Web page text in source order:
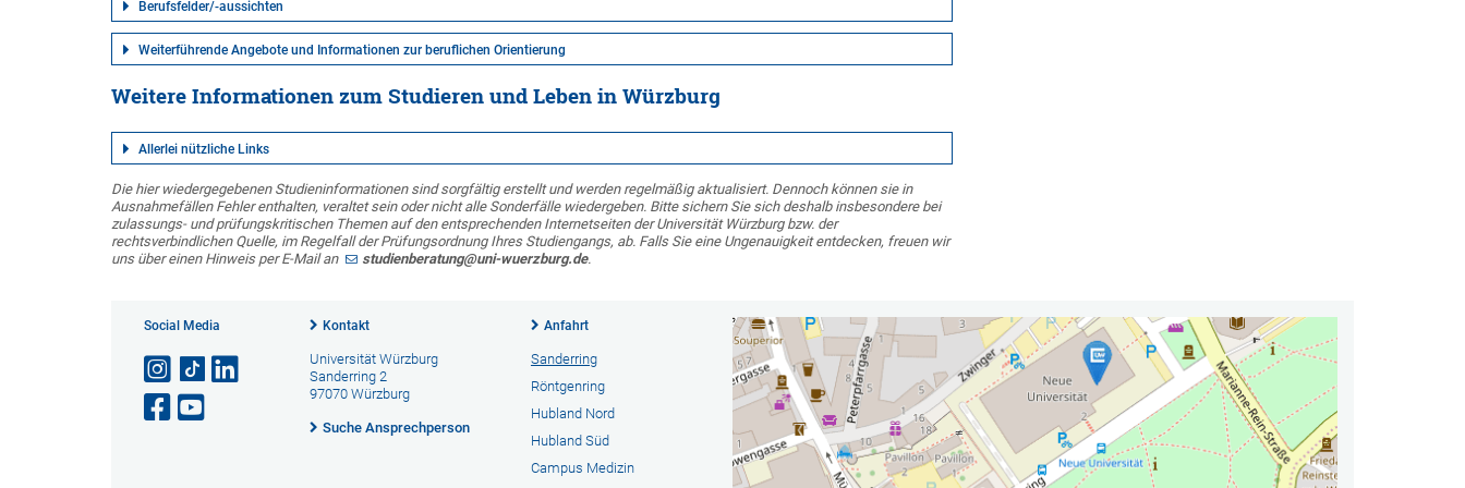
Berufsfelder/-aussichten
Weiterführende Angebote und Informationen zur beruflichen Orientierung
Weitere Informationen zum Studieren und Leben in Würzburg
Allerlei nützliche Links
Die hier wiedergegebenen Studieninformationen sind sorgfältig erstellt und werden regelmäßig aktualisiert. Dennoch können sie in
Ausnahmefällen Fehler enthalten, veraltet sein oder nicht alle Sonderfälle wiedergeben. Bitte sichern Sie sich deshalb insbesondere bei
zulassungs- und prüfungskritischen Themen auf den entsprechenden Internetseiten der Universität Würzburg bzw. der
rechtsverbindlichen Quelle, im Regelfall der Prüfungsordnung Ihres Studiengangs, ab. Falls Sie eine Ungenauigkeit entdecken, freuen wir
uns über einen Hinweis per E-Mail an
studienberatung@uni-wuerzburg.de.
Social Media Kontakt
Universität Würzburg
Sanderring 2
97070 Würzburg
Suche Ansprechperson
Anfahrt
Sanderring
Röntgenring
Hubland Nord
Hubland Süd
Campus Medizin